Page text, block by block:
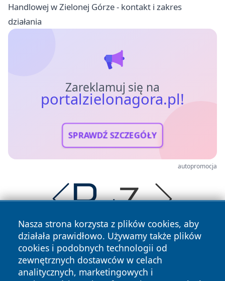
Handlowej w Zielonej Górze - kontakt i zakres
działania
Zareklamuj się na
portalzielonagora.pl!
SPRAWDŹ SZCZEGÓŁY
autopromocja
Nasza strona korzysta z plików cookies, aby
działała prawidłowo. Używamy także plików
cookies i podobnych technologii od
zewnętrznych dostawców w celach
analitycznych, marketingowych i